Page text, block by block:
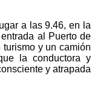
a las 9.46, en la
al Puerto de
y un camión
la conductora y
y atrapada